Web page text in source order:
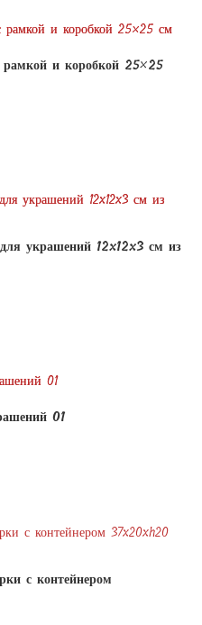
и коробкой 25×25
украшений 12x12x3 см из
01
с контейнером